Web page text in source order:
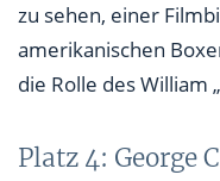
zu sehen, einer
amerikanischen
die Rolle des William
Platz 4: George